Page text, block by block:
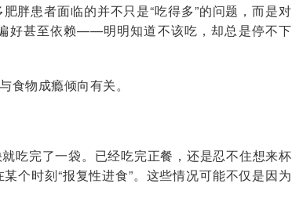
胖患者面临的并不只是“吃得多”的问题，而是对
好甚至依赖——明明知道不该吃，却总是停不下
食物成瘾倾向有关。
吃完了一袋。已经吃完正餐，还是忍不住想来杯
个时刻“报复性进食”。这些情况可能不仅是因为